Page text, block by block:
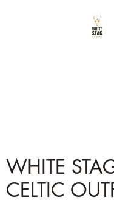
WHITE
CELTIC